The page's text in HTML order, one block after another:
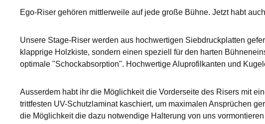
Ego-Riser gehören mittlerweile auf jede große Bühne. Jetzt habt
Unsere Stage-Riser werden aus hochwertigen Siebdruckplatten
klapprige Holzkiste, sondern einen speziell für den harten
optimale "Schockabsorption". Hochwertige Aluprofilkanten und
Ausserdem habt ihr die Möglichkeit die Vorderseite des Risers mit
trittfesten UV-Schutzlaminat kaschiert, um maximalen Ansprüchen
die Möglichkeit die dazu notwendige Halterung von uns